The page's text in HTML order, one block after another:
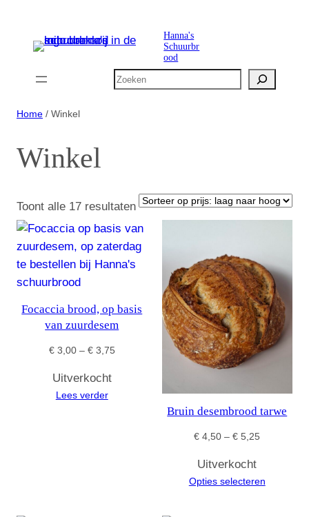
Hanna's
Schuurbr
ood
Zoeken
Home / Winkel
Winkel
Toont alle 17 resultatenGesorteerd
op
prijs:
Focaccia brood, op basis
van zuurdesem
€3,00 – €3,75Prijsklasse:
Uitverkocht
Lees verder
Bruin desembrood tarwe
€ 4,50 – € 5,25
€ 5,25
Uitverkocht
Opties selecteren